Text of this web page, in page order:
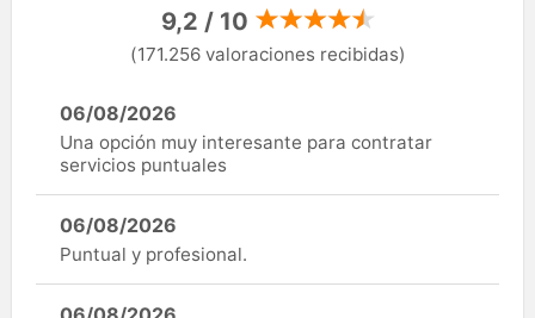
9,2 / 10
(171.256 valoraciones recibidas)
06/08/2026
Una opción muy interesante para contratar
servicios puntuales
06/08/2026
Puntual y profesional.